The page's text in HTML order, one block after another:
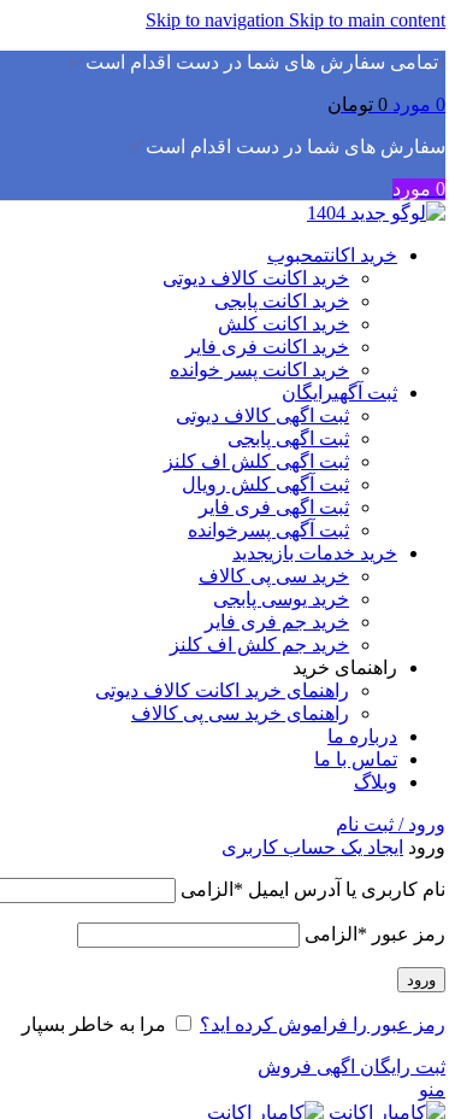
Skip to navigation Skip to main content
▫️تمامی سفارش های شما در دست اقدام است✅
0 مورد 0 تومان
سفارش های شما در دست اقدام است✅
0 مورد
خرید اکانتمحبوب
خرید اکانت کالاف دیوتی
خرید اکانت پابجی
خرید اکانت کلش
خرید اکانت فری فایر
خرید اکانت پسر خوانده
ثبت آگهیرایگان
ثبت اگهی کالاف دیوتی
ثبت اگهی پابجی
ثبت اگهی کلش اف کلنز
ثبت آگهی کلش رویال
ثبت اگهی فری فایر
ثبت آگهی پسرخوانده
خرید خدمات بازیجدید
خرید سی پی کالاف
خرید یوسی پابجی
خرید جم فری فایر
خرید جم کلش اف کلنز
راهنمای خرید
راهنمای خرید اکانت کالاف دیوتی
راهنمای خرید سی پی کالاف
درباره ما
تماس با ما
وبلاگ
ورود / ثبت نام
ورود ایجاد یک حساب کاربری
نام کاربری یا آدرس ایمیل * الزامی
رمز عبور * الزامی
ورود
رمز عبور را فراموش کرده اید؟ مرا به خاطر بسپار
ثبت رایگان اگهی فروش
منو